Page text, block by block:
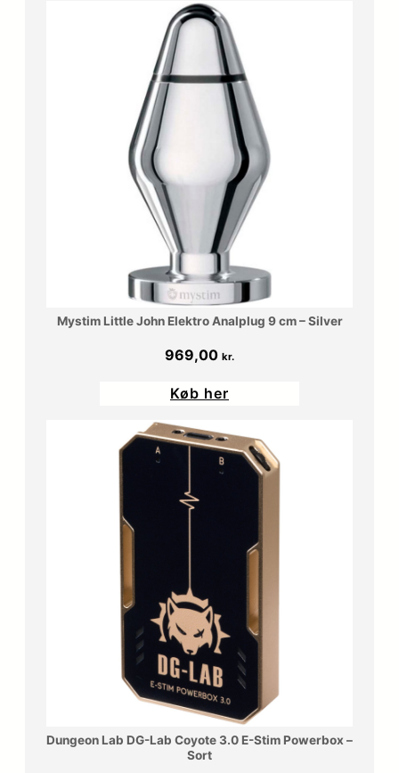
Mystim Little John Elektro Analplug 9 cm – Silver
969,00 kr.
Køb her
Dungeon Lab DG-Lab Coyote 3.0 E-Stim Powerbox –
Sort